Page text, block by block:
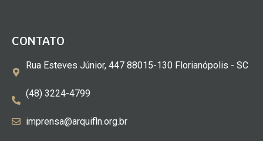
CONTATO
Rua Esteves Júnior, 447 88015-130 Florianópolis - SC
(48) 3224-4799
imprensa@arquifln.org.br